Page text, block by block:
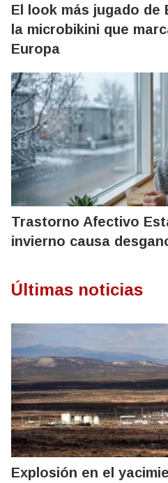
El look más jugado de
la microbikini que
Europa
Trastorno Afectivo
invierno causa
Últimas noticias
Explosión en el